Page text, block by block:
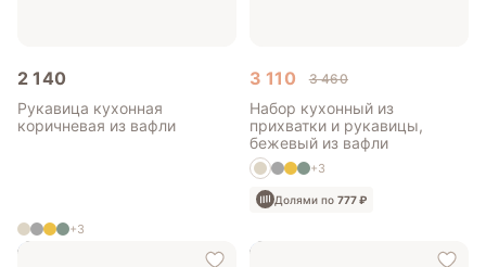
2 140
Рукавица кухонная
коричневая из вафли
+3
3 110 3 460
Набор кухонный из
прихватки и рукавицы,
бежевый из вафли
+3
Долями по 777 ₽